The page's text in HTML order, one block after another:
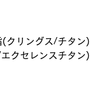
(クリングス/チタン)
クセレンスチタン)